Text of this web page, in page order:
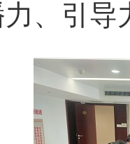
、引导